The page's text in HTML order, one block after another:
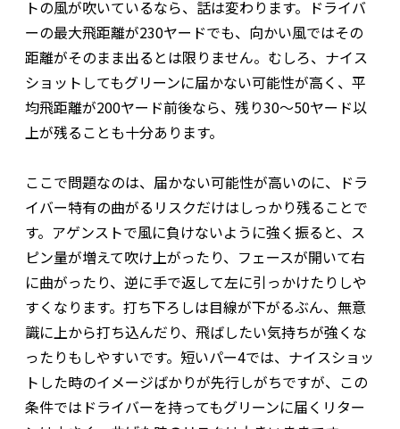
トの風が吹いているなら、話は変わります。ドライバ
ーの最大飛距離が230ヤードでも、向かい風ではその
距離がそのまま出るとは限りません。むしろ、ナイス
ショットしてもグリーンに届かない可能性が高く、平
均飛距離が200ヤード前後なら、残り30〜50ヤード以
上が残ることも十分あります。
ここで問題なのは、届かない可能性が高いのに、ドラ
イバー特有の曲がるリスクだけはしっかり残ることで
す。アゲンストで風に負けないように強く振ると、ス
ピン量が増えて吹け上がったり、フェースが開いて右
に曲がったり、逆に手で返して左に引っかけたりしや
すくなります。打ち下ろしは目線が下がるぶん、無意
識に上から打ち込んだり、飛ばしたい気持ちが強くな
ったりもしやすいです。短いパー4では、ナイスショッ
トした時のイメージばかりが先行しがちですが、この
条件ではドライバーを持ってもグリーンに届くリター